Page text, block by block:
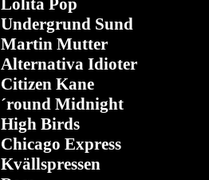
Lolita Pop
Undergrund Sund
Martin Mutter
Alternativa Idioter
Citizen Kane
´round Midnight
High Birds
Chicago Express
Kvällspressen